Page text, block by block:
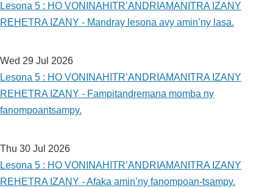
Lesona 5 : HO VONINAHITR’ANDRIAMANITRA IZANY
REHETRA IZANY - Mandray lesona avy amin’ny lasa.
Wed 29 Jul 2026
Lesona 5 : HO VONINAHITR’ANDRIAMANITRA IZANY
REHETRA IZANY - Fampitandremana momba ny
fanompoantsampy.
Thu 30 Jul 2026
Lesona 5 : HO VONINAHITR’ANDRIAMANITRA IZANY
REHETRA IZANY - Afaka amin’ny fanompoan-tsampy.